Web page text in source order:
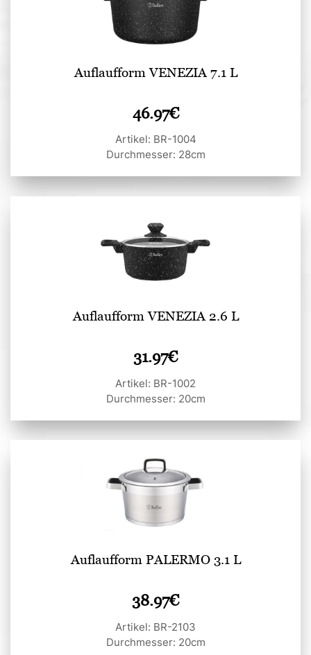
Auflaufform VENEZIA 7.1 L
46.97€
Artikel: BR-1004
Durchmesser: 28cm
Auflaufform VENEZIA 2.6 L
31.97€
Artikel: BR-1002
Durchmesser: 20cm
Auflaufform PALERMO 3.1 L
38.97€
Artikel: BR-2103
Durchmesser: 20cm